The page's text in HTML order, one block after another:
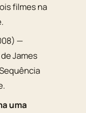
filmes na
—
James
uma